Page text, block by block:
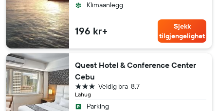
Klimaanlegg
196 kr+
Sjekk
tilgjengelighet
Quest Hotel & Conference Center
Cebu
Lahug
8.7
Veldig bra
3 stjerner
Parking